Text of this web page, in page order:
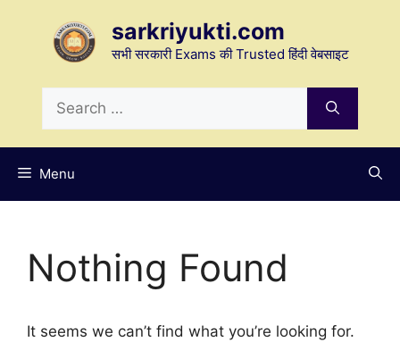
sarkriyukti.com
सभी सरकारी Exams की Trusted हिंदी वेबसाइट
for:
Menu
Nothing Found
It seems we can’t find what you’re looking for.